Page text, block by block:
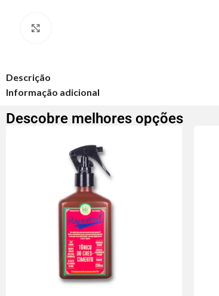
Descrição
Informação adicional
Descobre melhores opções